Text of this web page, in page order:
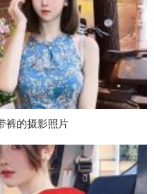
裤的摄影照片